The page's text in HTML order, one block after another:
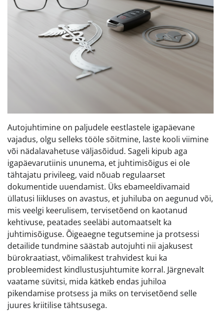
Autojuhtimine on paljudele eestlastele igapäevane
vajadus, olgu selleks tööle sõitmine, laste kooli viimine
või nädalavahetuse väljasõidud. Sageli kipub aga
igapäevarutiinis ununema, et juhtimisõigus ei ole
tähtajatu privileeg, vaid nõuab regulaarset
dokumentide uuendamist. Üks ebameeldivamaid
üllatusi liikluses on avastus, et juhiluba on aegunud või,
mis veelgi keerulisem, tervisetõend on kaotanud
kehtivuse, peatades seeläbi automaatselt ka
juhtimisõiguse. Õigeaegne tegutsemine ja protsessi
detailide tundmine säästab autojuhti nii ajakusest
bürokraatiast, võimalikest trahvidest kui ka
probleemidest kindlustusjuhtumite korral. Järgnevalt
vaatame süvitsi, mida kätkeb endas juhiloa
pikendamise protsess ja miks on tervisetõend selle
juures kriitilise tähtsusega.